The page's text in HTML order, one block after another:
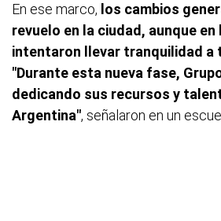
En ese marco, los cambios
revuelo en la ciudad, aunque
intentaron llevar tranquilidad a
"Durante esta nueva fase,
dedicando sus recursos y
Argentina", señalaron en un